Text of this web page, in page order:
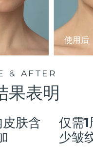
使用后
& AFTER
果表明
肤含
仅需
少皱
预
预
预
政区